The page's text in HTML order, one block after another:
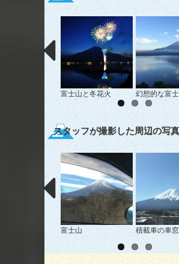
富士山と冬花火 幻想的な富
スタッフが撮影した周辺の写
富士山 積載車の車